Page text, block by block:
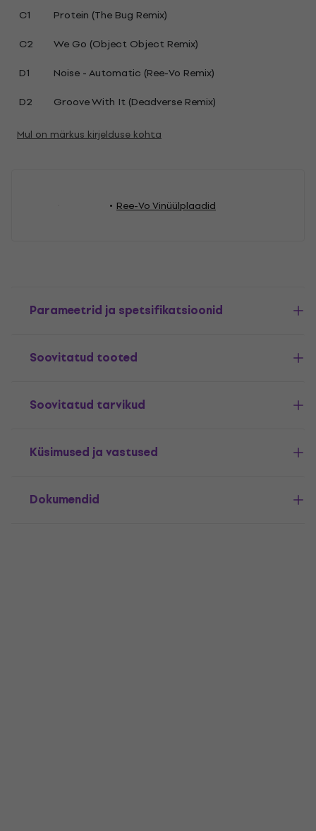
C1
Protein (The Bug Remix)
C2
We Go (Object Object Remix)
D1
Noise - Automatic (Ree-Vo Remix)
D2
Groove With It (Deadverse Remix)
Mul on märkus kirjelduse kohta
Ree-Vo Vinüülplaadid
Parameetrid ja spetsifikatsioonid
Soovitatud tooted
Soovitatud tarvikud
Küsimused ja vastused
Dokumendid